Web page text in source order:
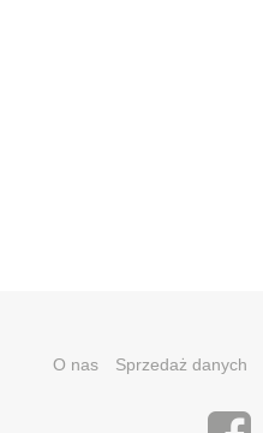
O nas Sprzedaż danych